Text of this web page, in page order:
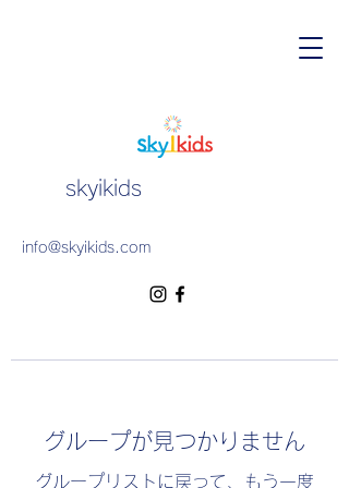
skyikids
info@skyikids.com
グループが見つかりません
グループリストに戻って、もう一度